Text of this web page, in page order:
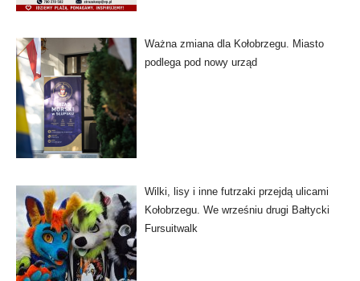
Ważna zmiana dla Kołobrzegu. Miasto
podlega pod nowy urząd
Wilki, lisy i inne futrzaki przejdą ulicami
Kołobrzegu. We wrześniu drugi Bałtycki
Fursuitwalk